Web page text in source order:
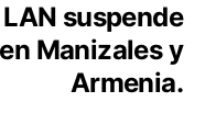
suspende
Manizales y
Armenia.